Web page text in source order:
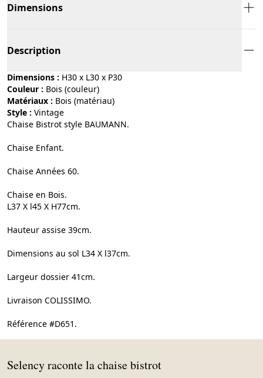
Dimensions
Description
Dimensions : H30 x L30 x P30
Couleur :
bois (couleur)
Matériaux :
bois (matériau)
Style :
vintage
Chaise Bistrot style BAUMANN.
Chaise Enfant.
Chaise Années 60.
Chaise en Bois.
L37 X l45 X H77cm.
Hauteur assise 39cm.
Dimensions au sol L34 X l37cm.
Largeur dossier 41cm.
Livraison COLISSIMO.
Référence #D651.
Selency raconte la chaise bistrot